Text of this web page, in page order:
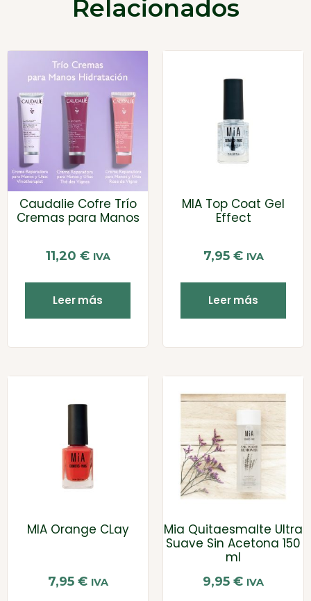
Relacionados
Caudalie Cofre Trío
Cremas para Manos
11,20 € IVA
Leer más
MIA Top Coat Gel
Effect
7,95 € IVA
Leer más
MIA Orange CLay
7,95 € IVA
Mia Quitaesmalte Ultra
Suave Sin Acetona 150
mI
9,95 € IVA